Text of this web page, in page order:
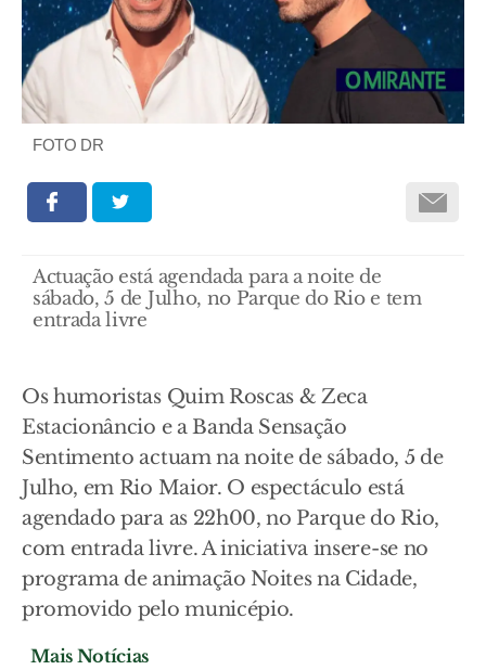
FOTO DR
Actuação está agendada para a noite de
sábado, 5 de Julho, no Parque do Rio e tem
entrada livre
Os humoristas Quim Roscas & Zeca
Estacionâncio e a Banda Sensação
Sentimento actuam na noite de sábado, 5 de
Julho, em Rio Maior. O espectáculo está
agendado para as 22h00, no Parque do Rio,
com entrada livre. A iniciativa insere-se no
programa de animação Noites na Cidade,
promovido pelo municépio.
Mais Notícias